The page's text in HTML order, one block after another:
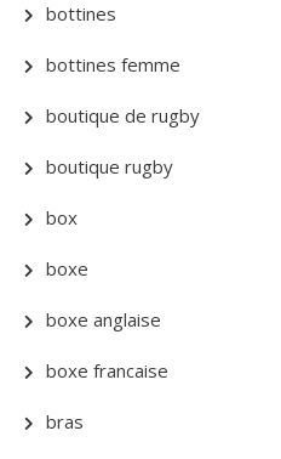
bottines
bottines femme
boutique de rugby
boutique rugby
box
boxe
boxe anglaise
boxe francaise
bras